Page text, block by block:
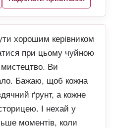
хорошим керівником
при цьому чуйною
Ви
Бажаю, щоб кожна
ґрунт, а кожне
І нехай у
моментів, коли